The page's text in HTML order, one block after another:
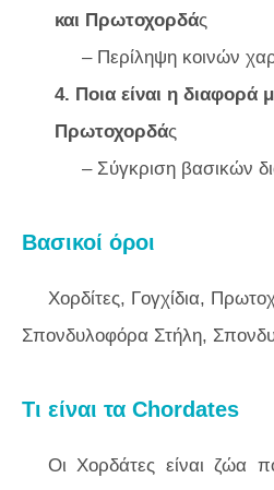
και Πρωτοχορδάς
– Περίληψη κοινών
4. Ποια είναι η διαφορά
Πρωτοχορδάς
– Σύγκριση βασικών
Βασικοί όροι
Χορδίτες, Γογχίδια,
Σπονδυλοφόρα Στήλη,
Τι είναι τα Chordates
Οι Χορδάτες είναι ζώα